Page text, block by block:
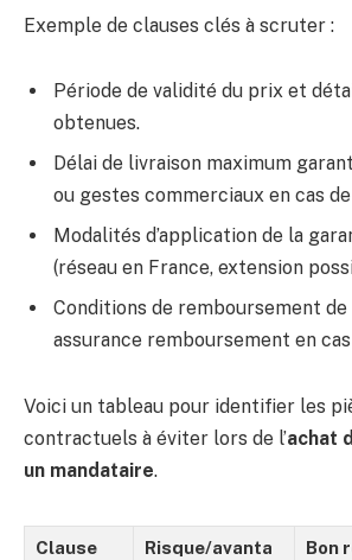
Exemple de clauses clés à scruter :
Période de validité du prix et
obtenues.
Délai de livraison maximum
ou gestes commerciaux en cas
Modalités d’application de la
(réseau en France, extension
Conditions de remboursement de
assurance remboursement en cas
Voici un tableau pour identifier les
contractuels à éviter lors de l’achat
un mandataire.
Clause
Risque/avanta
Bon